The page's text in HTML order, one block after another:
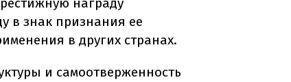
в знак признания ее
в других странах.
и самоотверженность